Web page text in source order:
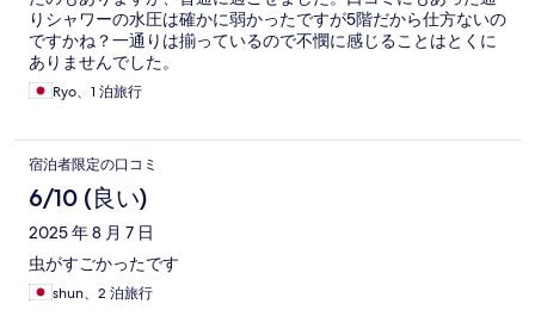
りシャワーの水圧は確かに弱かったですが5階だから仕方ないの
ですかね？一通りは揃っているので不憫に感じることはとくに
ありませんでした。
Ryo、1 泊旅行
宿泊者限定の口コミ
6/10 (良い)
2025 年 8 月 7 日
虫がすごかったです
shun、2 泊旅行